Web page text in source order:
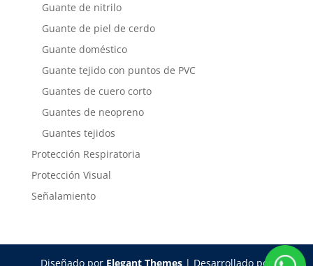
Guante de nitrilo
Guante de piel de cerdo
Guante doméstico
Guante tejido con puntos de PVC
Guantes de cuero corto
Guantes de neopreno
Guantes tejidos
Protección Respiratoria
Protección Visual
Señalamiento
Diseñado por Elegant Themes| Desarrollado por